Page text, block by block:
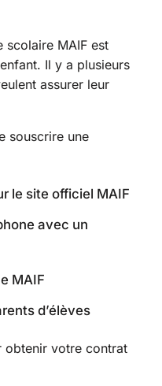
scolaire MAIF est
Il y a plusieurs
assurer leur
souscrire une
le site officiel MAIF
avec un
MAIF
d’élèves
obtenir votre contrat